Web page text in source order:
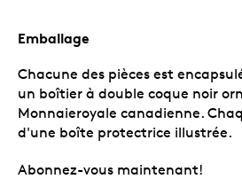
Emballage
Chacune des pièces est
un boîtier à double coque noir
Monnaieroyale canadienne.
d'une boîte protectrice illustrée.
Abonnez-vous maintenant!